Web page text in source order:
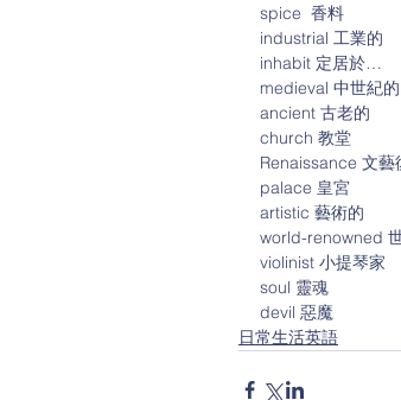
spice  香料
industrial 工業的
inhabit 定居於…
medieval 中世紀的
ancient 古老的
church 教堂
Renaissance 文藝
palace 皇宮
artistic 藝術的
world-renowned
violinist 小提琴家
soul 靈魂
devil 惡魔
日常生活英語